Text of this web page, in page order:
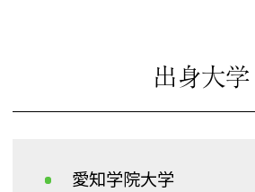
出身大学
愛知学院大学